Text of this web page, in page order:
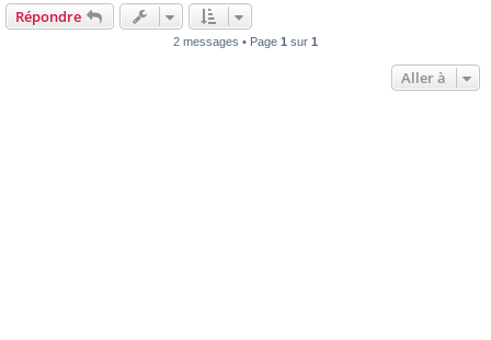
Répondre
2 messages • Page 1 sur 1
Aller à